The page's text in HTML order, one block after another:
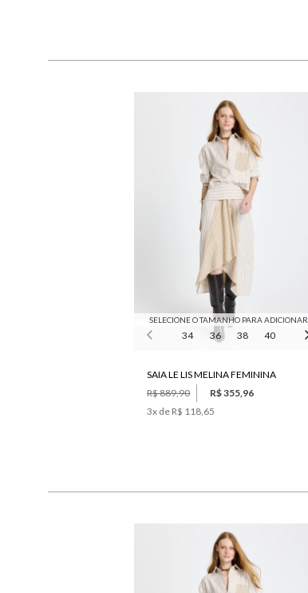
SELECIONE O TAMANHO PARA ADICIONAR
34 36 38 40
SAIA LE LIS MELINA FEMININA
R$ 889,90
R$ 355,96
3x de R$ 118,65